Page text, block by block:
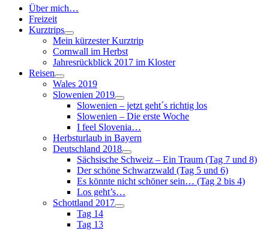
Über mich…
Freizeit
Kurztrips
Mein kürzester Kurztrip
Cornwall im Herbst
Jahresrückblick 2017 im Kloster
Reisen
Wales 2019
Slowenien 2019
Slowenien – jetzt geht´s richtig los
Slowenien – Die erste Woche
I feel Slovenia…
Herbsturlaub in Bayern
Deutschland 2018
Sächsische Schweiz – Ein Traum (Tag 7 und 8)
Der schöne Schwarzwald (Tag 5 und 6)
Es könnte nicht schöner sein… (Tag 2 bis 4)
Los geht’s…
Schottland 2017
Tag 14
Tag 13